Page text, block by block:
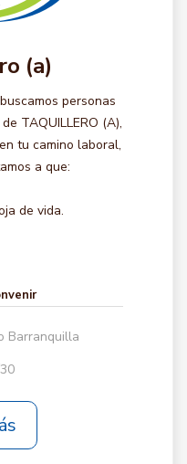
(a)
personas
TAQUILLERO (A),
tu camino laboral,
a que:
de vida.
Barranquilla